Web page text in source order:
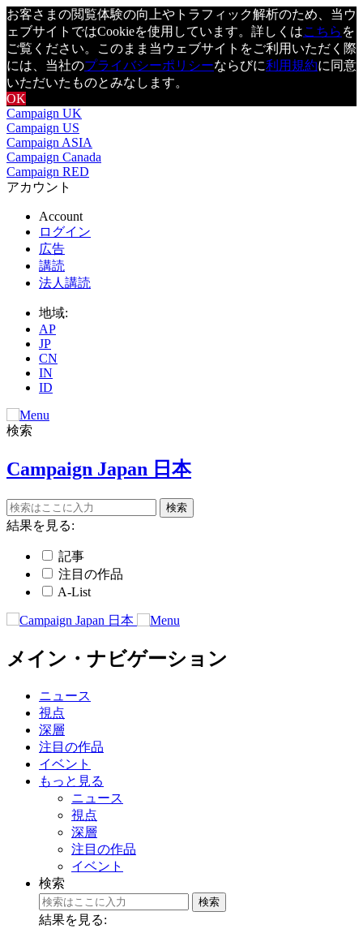
お客さまの閲覧体験の向上やトラフィック解析のため、当ウ
ェブサイトではCookieを使用しています。詳しくはこちら を
ご覧ください。このまま当ウェブサイトをご利用いただく際
には、当社のプライバシーポリシーならびに利用規約に同意
いただいたものとみなします。
OK
Campaign UK
Campaign US
Campaign ASIA
Campaign Canada
Campaign RED
アカウント
Account
ログイン
広告
講読
法人講読
地域:
AP
JP
CN
IN
ID
検索
Campaign Japan 日本
結果を見る:
記事
注目の作品
A-List
メイン・ナビゲーション
ニュース
視点
深層
注目の作品
イベント
もっと見る
ニュース
視点
深層
注目の作品
イベント
検索
結果を見る: